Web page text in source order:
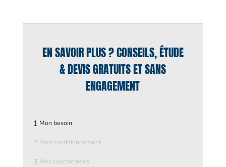
EN SAVOIR PLUS ? CONSEILS, ÉTUDE
& DEVIS GRATUITS ET SANS
ENGAGEMENT
1 Mon besoin
2 Mon conditionnement
3 Mes coordonnées